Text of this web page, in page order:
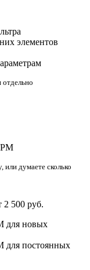
элементов
думаете сколько
500 руб.
для новых
для постоянных